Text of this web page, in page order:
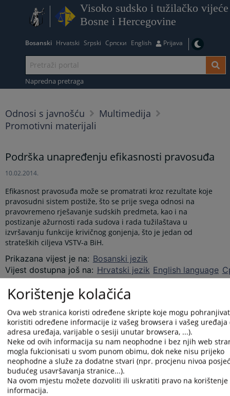
Visoko sudsko i tužilačko vijeće
Bosne i Hercegovine
Bosanski Hrvatski Srpski Српски English Prijava
Napredna pretraga
Odnosi s javnošću
Multimedija
Promotivni materijali
Podrška unapređenju efikasnosti pravosuđa
10.02.2014.
Efikasnost pravosuđa može se promatrati kroz rezultate koje
pravosudni sistem postiže, što se prije svega odnosi na
pravovremeno rješavanje sudskih predmeta, kao i na
postizanje ažurnosti rada sudova i rada tužilaštava u
izvršavanju funkcije krivičnog gonjenja, što je jedan od
strateških ciljeva VSTV-a BiH.
Prikazana vijest je na: Bosanski jezik
Vijest dostupna još na: Hrvatski jezik English language
Prateći dokumenti
Podrška unapređenju efikasnosti pravosuđa
15730PREGLEDA
Korištenje kolačića
Ova web stranica koristi određene skripte koje mogu
koristiti određene informacije iz vašeg browsera i vašeg uređaja
adresa uređaja, varijable o sesiji unutar browsera, ...).
Neke od ovih informacija su nam neophodne i bez njih web
mogla fukcionisati u svom punom obimu, dok neke nisu prijeko
neophodne a služe za dodatne stvari (npr. procjenu nivoa
budućeg usavršavanja stranice...).
Na ovom mjestu možete dozvoliti ili uskratiti pravo na
informacija.